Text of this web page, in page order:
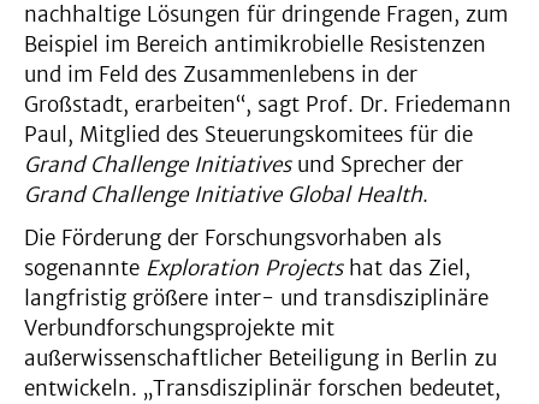
nachhaltige Lösungen für dringende Fragen, zum
Beispiel im Bereich antimikrobielle Resistenzen
und im Feld des Zusammenlebens in der
Großstadt, erarbeiten“, sagt Prof. Dr. Friedemann
Paul, Mitglied des Steuerungskomitees für die
Grand Challenge Initiativesund Sprecher der
Grand Challenge Initiative Global Health.
Die Förderung der Forschungsvorhaben als
sogenannte Exploration Projectshat das Ziel,
langfristig größere inter- und transdisziplinäre
Verbundforschungsprojekte mit
außerwissenschaftlicher Beteiligung in Berlin zu
entwickeln. „Transdisziplinär forschen bedeutet,